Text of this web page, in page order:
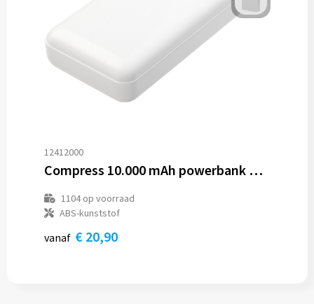
12412000
Compress 10.000 mAh powerbank met hoge dichtheid
1104op voorraad
ABS-kunststof
vanaf € 20,90